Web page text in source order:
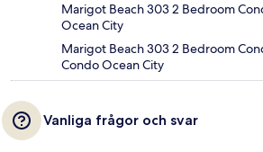
Marigot Beach 303 2 Bedroom
Ocean City
Marigot Beach 303 2 Bedroom
Condo Ocean City
Vanliga frågor och svar